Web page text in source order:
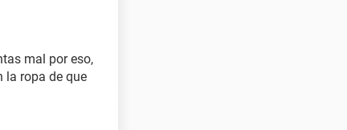
mal por eso,
la ropa de que